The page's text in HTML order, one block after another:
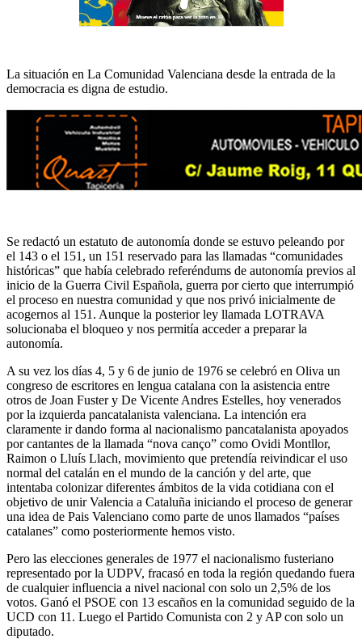
La situación en La Comunidad Valenciana desde la entrada de la
democracia es digna de estudio.
Se redactó un estatuto de autonomía donde se estuvo peleando por
el 143 o el 151, un 151 reservado para las llamadas “comunidades
históricas” que había celebrado referéndums de autonomía previos al
inicio de la Guerra Civil Española, guerra por cierto que interrumpió
el proceso en nuestra comunidad y que nos privó inicialmente de
acogernos al 151. Aunque la posterior ley llamada LOTRAVA
solucionaba el bloqueo y nos permitía acceder a preparar la
autonomía.
A su vez los días 4, 5 y 6 de junio de 1976 se celebró en Oliva un
congreso de escritores en lengua catalana con la asistencia entre
otros de Joan Fuster y De Vicente Andres Estelles, hoy venerados
por la izquierda pancatalanista valenciana. La intención era
claramente ir dando forma al nacionalismo pancatalanista apoyados
por cantantes de la llamada “nova canço” como Ovidi Montllor,
Raimon o Lluís Llach, movimiento que pretendía reivindicar el uso
normal del catalán en el mundo de la canción y del arte, que
intentaba colonizar diferentes ámbitos de la vida cotidiana con el
objetivo de unir Valencia a Cataluña iniciando el proceso de generar
una idea de Pais Valenciano como parte de unos llamados “países
catalanes” como posteriormente hemos visto.
Pero las elecciones generales de 1977 el nacionalismo fusteriano
representado por la UDPV, fracasó en toda la región quedando fuera
de cualquier influencia a nivel nacional con solo un 2,5% de los
votos. Ganó el PSOE con 13 escaños en la comunidad seguido de la
UCD con 11. Luego el Partido Comunista con 2 y AP con solo un
diputado.